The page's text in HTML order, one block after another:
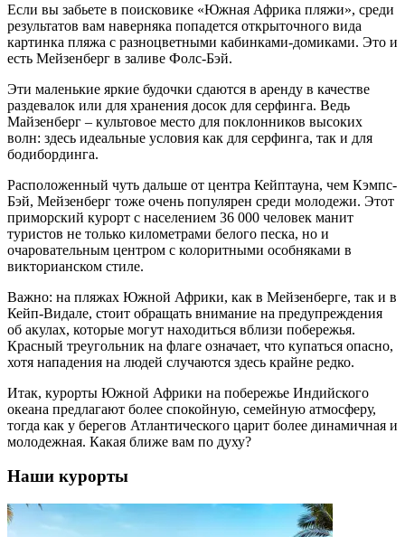
Если вы забьете в поисковике «Южная Африка пляжи», среди
результатов вам наверняка попадется открыточного вида
картинка пляжа с разноцветными кабинками-домиками. Это и
есть Мейзенберг в заливе Фолс-Бэй.
Эти маленькие яркие будочки сдаются в аренду в качестве
раздевалок или для хранения досок для серфинга. Ведь
Майзенберг – культовое место для поклонников высоких
волн: здесь идеальные условия как для серфинга, так и для
бодибординга.
Расположенный чуть дальше от центра Кейптауна, чем Кэмпс-
Бэй, Мейзенберг тоже очень популярен среди молодежи. Этот
приморский курорт с населением 36 000 человек манит
туристов не только километрами белого песка, но и
очаровательным центром с колоритными особняками в
викторианском стиле.
Важно: на пляжах Южной Африки, как в Мейзенберге, так и в
Кейп-Видале, стоит обращать внимание на предупреждения
об акулах, которые могут находиться вблизи побережья.
Красный треугольник на флаге означает, что купаться опасно,
хотя нападения на людей случаются здесь крайне редко.
Итак, курорты Южной Африки на побережье Индийского
океана предлагают более спокойную, семейную атмосферу,
тогда как у берегов Атлантического царит более динамичная и
молодежная. Какая ближе вам по духу?
Наши курорты